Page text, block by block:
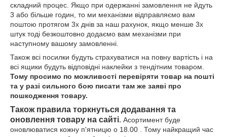
складний процес. Якщо при одержанні замовлення не йдуть
3 або більше годин, то ми механізми відправляємо вам
поштою протягом 3х днів за наш рахунок, якщо менше 3х
штук тоді безкоштовно додаємо вам механізми при
наступному вашому замовленні.
Також всі посилки будуть страхуватися на повну вартість і на
всі ящики будуть відповідні наклейки з тендітним товаром.
Тому просимо по можливості перевіряти товар на пошті
та у разі сильного бою писати там же заяві про
пошкодження товару.
Також правила торкнуться додавання та
оновлення товару на сайті. Асортимент буде
оновлюватися кожну п'ятницю о 18.00 . Тому найкращий час